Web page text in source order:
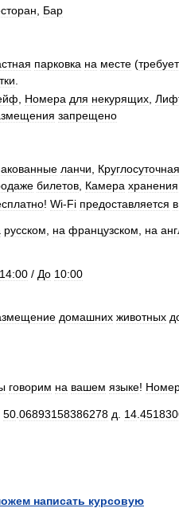
Бар
парковка на месте (
Номера для некурящих
запрещено
ланчи Круглосуточная
билетов Камера хранения
! Wi-Fi предоставляется в
русском на французском на
14:00 / До 10:00
домашних животных
говорим на вашем языке!
50 06893158386278 д 14
написать курсовую